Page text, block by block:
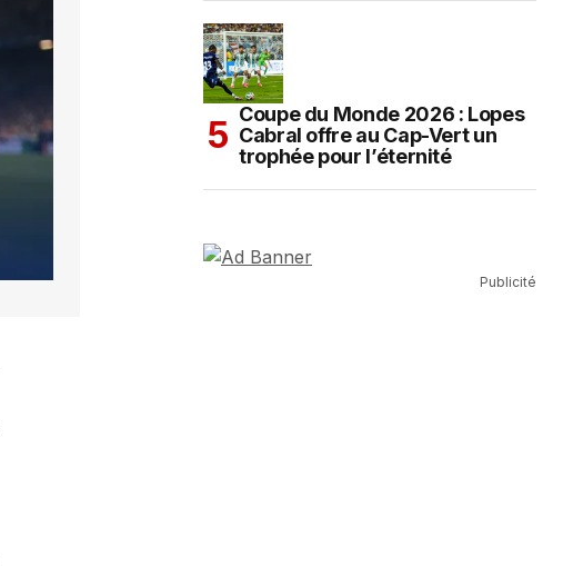
Coupe du Monde 2026 : Lopes
Cabral offre au Cap-Vert un
trophée pour l’éternité
Publicité